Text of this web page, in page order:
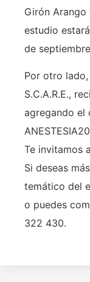
Girón Arango
estudio
de
Por otro
S.C.A.R.E.,
agregando el
Te invitamos
Si deseas
temático del
o puedes
322 430.